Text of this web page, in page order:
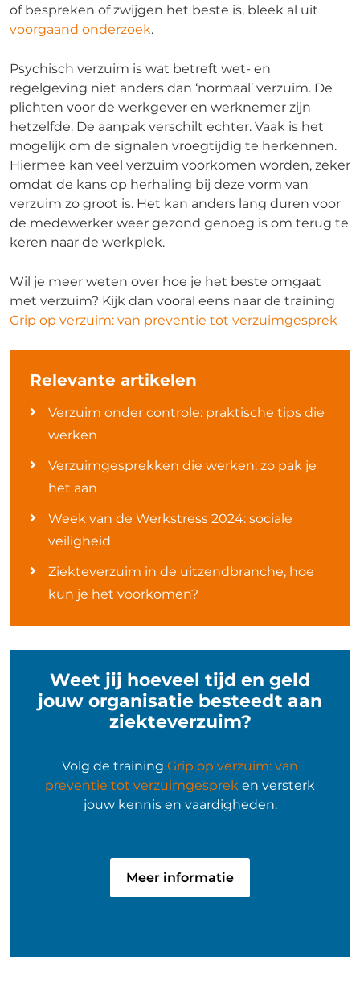
of bespreken of zwijgen het beste is, bleek al uit
voorgaand onderzoek.
Psychisch verzuim is wat betreft wet- en
regelgeving niet anders dan ‘normaal’ verzuim. De
plichten voor de werkgever en werknemer zijn
hetzelfde. De aanpak verschilt echter. Vaak is het
mogelijk om de signalen vroegtijdig te herkennen.
Hiermee kan veel verzuim voorkomen worden, zeker
omdat de kans op herhaling bij deze vorm van
verzuim zo groot is. Het kan anders lang duren voor
de medewerker weer gezond genoeg is om terug te
keren naar de werkplek.
Wil je meer weten over hoe je het beste omgaat
met verzuim? Kijk dan vooral eens naar de training
Grip op verzuim: van preventie tot verzuimgesprek
Relevante artikelen
Verzuim onder controle: praktische tips die
werken
Verzuimgesprekken die werken: zo pak je
het aan
Week van de Werkstress 2024: sociale
veiligheid
Ziekteverzuim in de uitzendbranche, hoe
kun je het voorkomen?
Weet jij hoeveel tijd en geld
jouw organisatie besteedt aan
ziekteverzuim?
Volg de training Grip op verzuim: van
preventie tot verzuimgesprek en versterk
jouw kennis en vaardigheden.
Meer informatie